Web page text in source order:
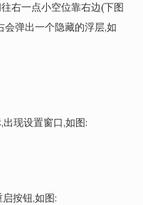
右一点小空位靠右边(下图
弹出一个隐藏的浮层,如
现设置窗口,如图:
按钮,如图: